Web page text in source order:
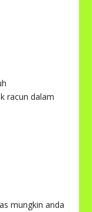
racun dalam
mungkin anda